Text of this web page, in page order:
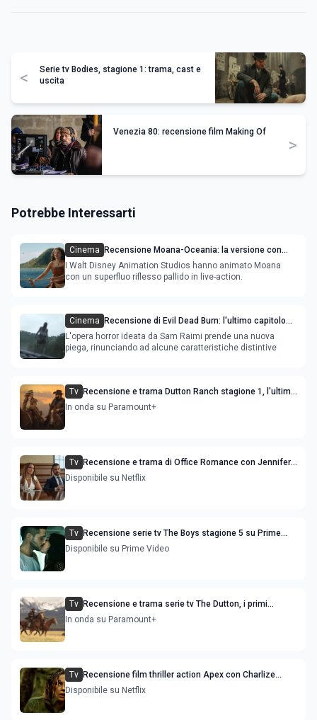
<
Serie tv Bodies, stagione 1: trama, cast e
uscita
Venezia 80: recensione film Making Of
>
Potrebbe Interessarti
Cinema
Recensione Moana-Oceania: la versione con
attori ripercorre il successo del film
I Walt Disney Animation Studios hanno animato Moana
con un superfluo riflesso pallido in live-action.
Cinema
Recensione di Evil Dead Burn: l'ultimo capitolo
della saga gioca con il fuoco e si brucia
L'opera horror ideata da Sam Raimi prende una nuova
piega, rinunciando ad alcune caratteristiche distintive
Tv Recensione e trama Dutton Ranch stagione 1, l'ultimo
episodio in onda venerdì 3 luglio
In onda su Paramount+
Tv Recensione e trama di Office Romance con Jennifer
Lopez
Disponibile su Netflix
Tv Recensione serie tv The Boys stagione 5 su Prime
Video
Disponibile su Prime Video
Tv Recensione e trama serie tv The Dutton, i primi
episodi dello spin-off di Yellowstone
In onda su Paramount+
Tv Recensione film thriller action Apex con Charlize
Theron e Taron Egerton
Disponibile su Netflix